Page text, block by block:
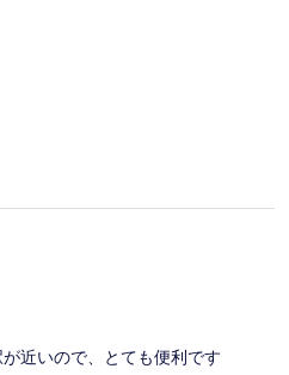
近いので、とても便利です